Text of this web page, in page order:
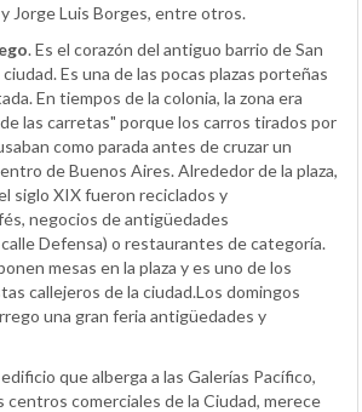
Jorge Luis Borges, entre otros.
. Es el corazón del antiguo barrio de San
Es una de las pocas plazas porteñas
En tiempos de la colonia, la zona era
las carretas" porque los carros tirados por
como parada antes de cruzar un
de Buenos Aires. Alrededor de la plaza,
siglo XIX fueron reciclados y
negocios de antigüedades
Defensa) o restaurantes de categoría.
mesas en la plaza y es uno de los
callejeros de la ciudad.Los domingos
una gran feria antigüedades y
edificio que alberga a las Galerías Pacífico,
centros comerciales de la Ciudad, merece